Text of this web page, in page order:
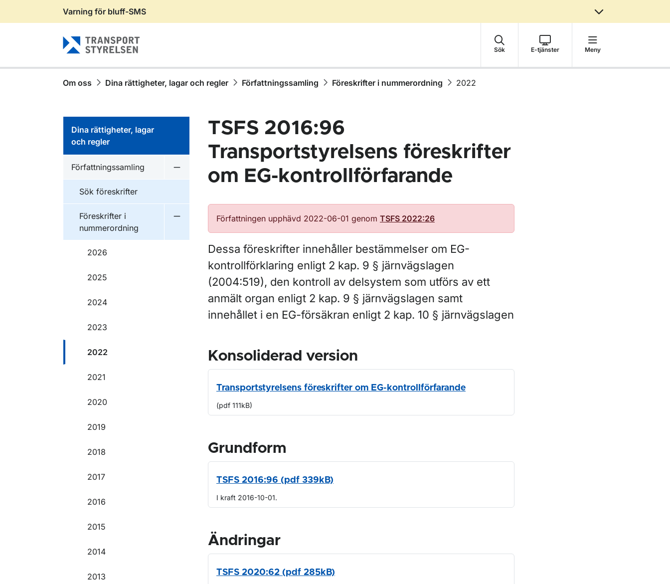
Gå till sidans innehåll
Varning för bluff-SMS
Sök E-tjänster Meny
Om oss Dina rättigheter, lagar och regler Författningssamling Föreskrifter i nummerordning 2022
Dina rättigheter, lagar
och regler
Författningssamling
Undermeny för Författningssamling
Sök föreskrifter
Föreskrifter i
nummerordning
Undermeny för Föreskrifter i nummerordning
2026
2025
2024
2023
2022
2021
2020
2019
2018
2017
2016
2015
2014
2013
TSFS 2016:96
Transportstyrelsens föreskrifter
om EG-kontrollförfarande
Författningen upphävd 2022-06-01 genom TSFS 2022:26
Dessa föreskrifter innehåller bestämmelser om EG-
kontrollförklaring enligt 2 kap. 9 § järnvägslagen
(2004:519), den kontroll av delsystem som utförs av ett
anmält organ enligt 2 kap. 9 § järnvägslagen samt
innehållet i en EG-försäkran enligt 2 kap. 10 § järnvägslagen
Konsoliderad version
Transportstyrelsens föreskrifter om EG-kontrollförfarande
(pdf 111kB)
Grundform
TSFS 2016:96 (pdf 339kB)
I kraft 2016-10-01.
Ändringar
TSFS 2020:62 (pdf 285kB)